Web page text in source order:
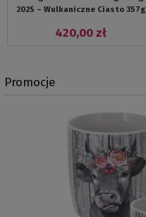
2025 – Wulkaniczne Ciasto 357g
420,00 zł
Promocje